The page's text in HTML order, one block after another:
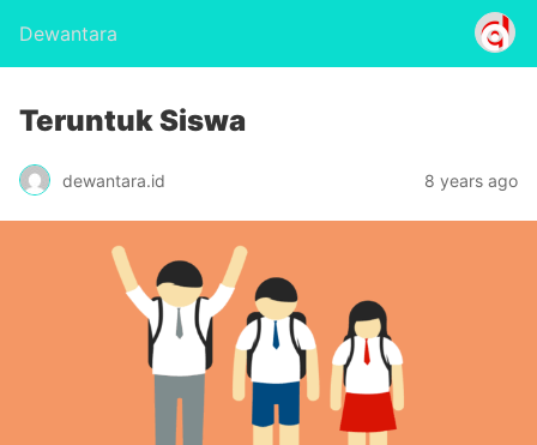
Dewantara
Teruntuk Siswa
dewantara.id 8 years ago